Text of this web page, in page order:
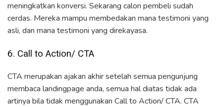
meningkatkan konversi. Sekarang calon pembeli sudah
cerdas. Mereka mampu membedakan mana testimoni yang
asli, dan mana testimoni yang direkayasa.
6. Call to Action/ CTA
CTA merupakan ajakan akhir setelah semua pengunjung
membaca landingpage anda, semua hal diatas tidak ada
artinya bila tidak menggunakan Call to Action/ CTA. CTA